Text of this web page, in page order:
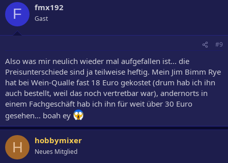
F fmx192
Gast
#9
Also was mir neulich wieder mal aufgefallen ist... die
Preisunterschiede sind ja teilweise heftig. Mein Jim Bimm Rye
hat bei Wein-Qualle fast 18 Euro gekostet (drum hab ich ihn
auch bestellt, weil das noch vertretbar war), andernorts in
einem Fachgeschäft hab ich ihn für weit über 30 Euro
gesehen... boah ey
H hobbymixer
Neues Mitglied